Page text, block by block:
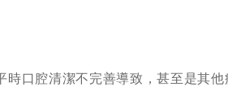
口腔清潔不完善導致，甚至是其他